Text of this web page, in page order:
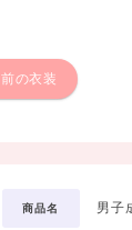
前の衣装
商品名 男子